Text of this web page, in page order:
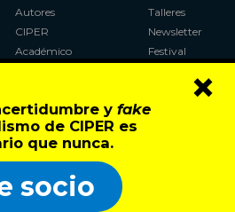
y fake
de CIPER es
que nunca.
socio
×
Autores
CIPER
Académico
Al Plebiscito
con CIPER
Talleres
Newsletter
Festival